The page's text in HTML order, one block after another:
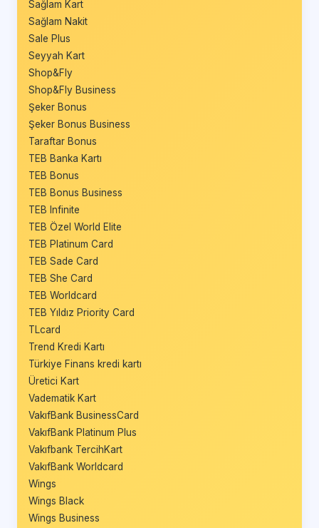
Sağlam Kart
Sağlam Nakit
Sale Plus
Seyyah Kart
Shop&Fly
Shop&Fly Business
Şeker Bonus
Şeker Bonus Business
Taraftar Bonus
TEB Banka Kartı
TEB Bonus
TEB Bonus Business
TEB Infinite
TEB Özel World Elite
TEB Platinum Card
TEB Sade Card
TEB She Card
TEB Worldcard
TEB Yıldız Priority Card
TLcard
Trend Kredi Kartı
Türkiye Finans kredi kartı
Üretici Kart
Vadematik Kart
VakıfBank BusinessCard
VakıfBank Platinum Plus
Vakıfbank TercihKart
VakıfBank Worldcard
Wings
Wings Black
Wings Business